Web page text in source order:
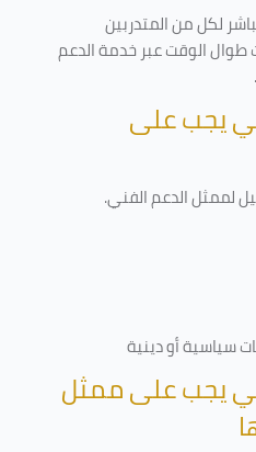
لكل من المتدربين
الوقت عبر خدمة الدعم
.
يجب على
لممثل الدعم الفني.
سياسية أو دينية
يجب على ممثل